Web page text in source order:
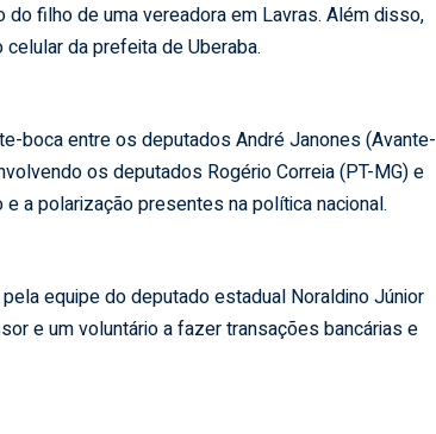
filho de uma vereadora em Lavras. Além disso,
da prefeita de Uberaba.
boca entre os deputados André Janones (Avante-
os deputados Rogério Correia (PT-MG) e
a polarização presentes na política nacional.
equipe do deputado estadual Noraldino Júnior
e um voluntário a fazer transações bancárias e